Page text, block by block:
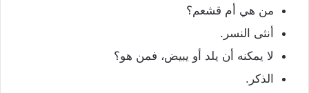
من هي أم قشعم؟
أنثى النسر.
لا يمكنه أن يلد أو يبيض، فمن هو؟
الذكر.